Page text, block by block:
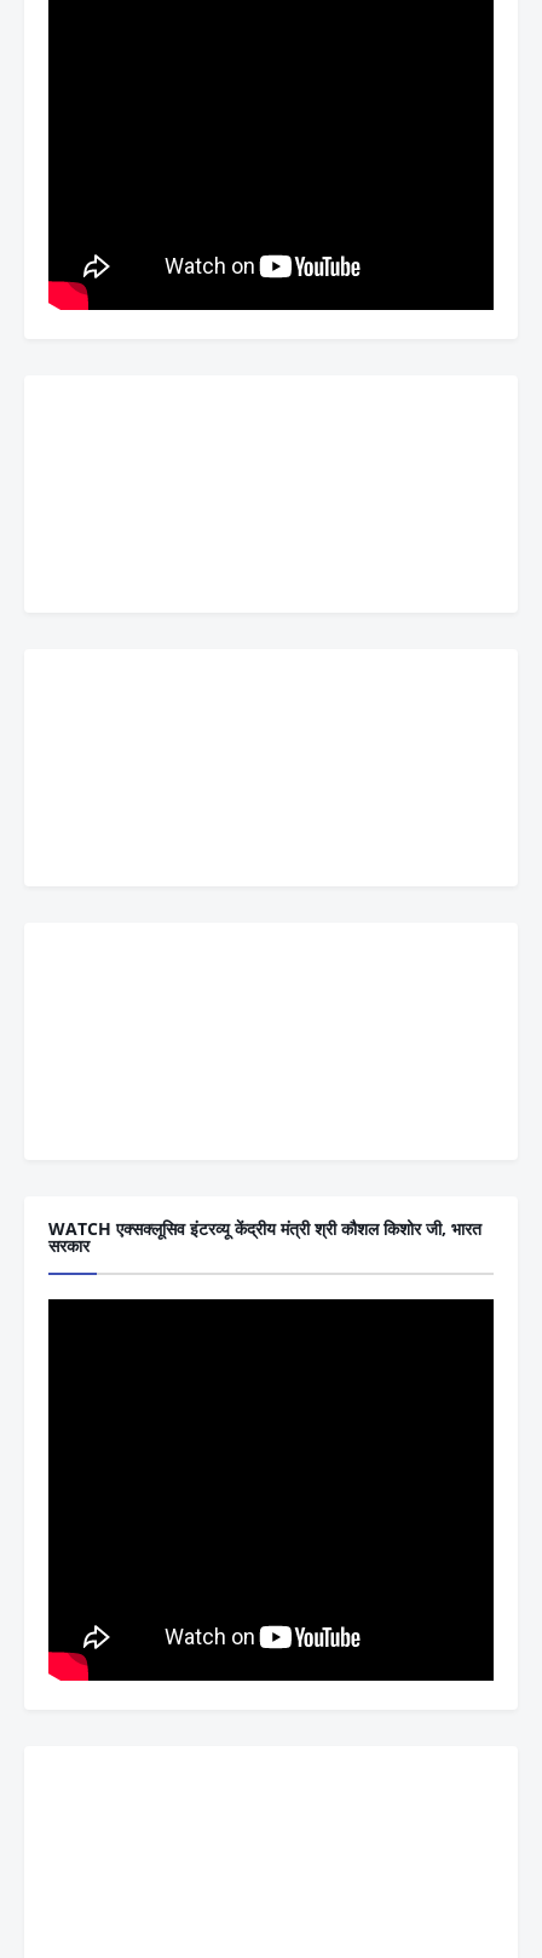
WATCH एक्सक्लूसिव इंटरव्यू केंद्रीय मंत्री श्री कौशल किशोर जी, भारत
सरकार